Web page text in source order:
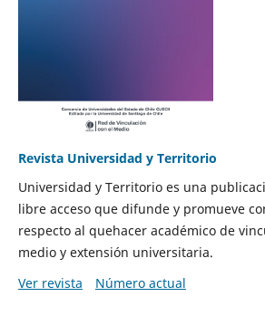
Revista Universidad y Territorio
Universidad y Territorio es una
libre acceso que difunde y promueve
respecto al quehacer académico de
medio y extensión universitaria.
Ver revista
Número actual